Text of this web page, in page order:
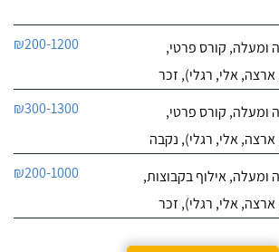
ומעלה, קורס פרטי,
אלי, רגלי), זכר
₪200-1200
ומעלה, קורס פרטי,
אלי, רגלי), נקבה
₪300-1300
ומעלה, אילוף בקבוצות,
אלי, רגלי), זכר
₪200-1000